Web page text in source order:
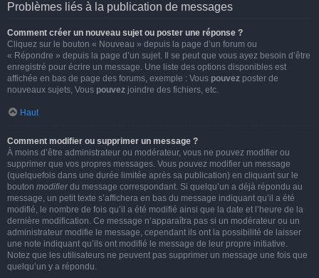
Problèmes liés à la publication de messages
Comment créer un nouveau sujet ou poster une réponse ?
Cliquez sur le bouton « Nouveau » depuis la page d’un forum ou
« Répondre » depuis la page d’un sujet. Il se peut que vous ayez besoin d’être
enregistré pour écrire un message. Une liste des options disponibles est
affichée en bas de page des forums, exemple : Vous pouvez poster de
nouveaux sujets, Vous pouvez joindre des fichiers, etc.
Haut
Comment modifier ou supprimer un message ?
À moins d’être administrateur ou modérateur, vous ne pouvez modifier ou
supprimer que vos propres messages. Vous pouvez modifier un message
(quelquefois dans une durée limitée après sa publication) en cliquant sur le
bouton modifierdu message correspondant. Si quelqu’un a déjà répondu au
message, un petit texte s’affichera en bas du message indiquant qu’il a été
modifié, le nombre de fois qu’il a été modifié ainsi que la date et l’heure de la
dernière modification. Ce message n’apparaîtra pas si un modérateur ou un
administrateur modifie le message, cependant ils ont la possibilité de laisser
une note indiquant qu’ils ont modifié le message de leur propre initiative.
Notez que les utilisateurs ne peuvent pas supprimer un message une fois que
quelqu’un y a répondu.